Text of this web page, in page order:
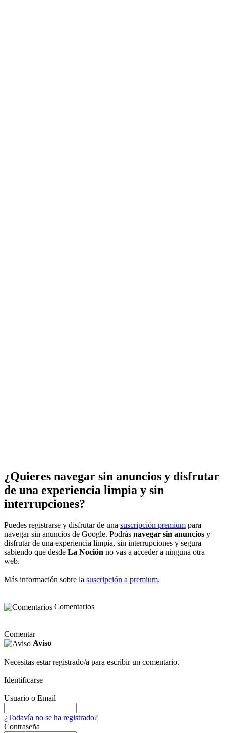
¿Quieres navegar sin anuncios y disfrutar
de una experiencia limpia y sin
interrupciones?
Puedes registrarse y disfrutar de una suscripción premium para
navegar sin anuncios de Google. Podrás navegar sin anuncios y
disfrutar de una experiencia limpia, sin interrupciones y segura
sabiendo que desde La Noción no vas a acceder a ninguna otra
web.
Más información sobre la suscripción a premium.
Comentarios
Comentar
Aviso
Necesitas estar registrado/a para escribir un comentario.
Identificarse
Usuario o Email
¿Todavía no se ha registrado?
Contraseña